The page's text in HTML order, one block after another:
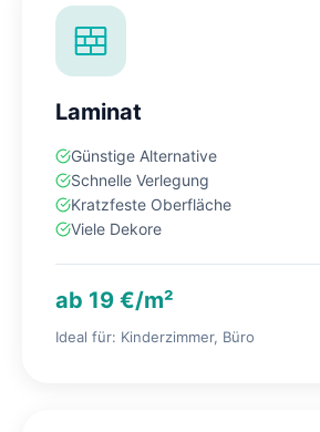
Laminat
Günstige Alternative
Schnelle Verlegung
Kratzfeste Oberfläche
Viele Dekore
ab 19 €/m²
Ideal für: Kinderzimmer, Büro